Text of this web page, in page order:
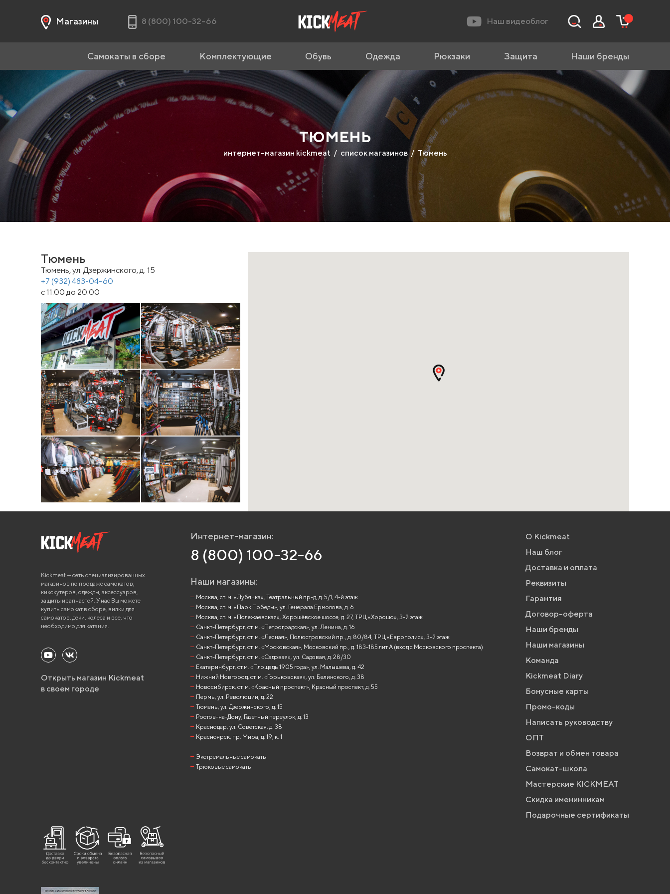
Магазины 8 (800) 100-32-66 Наш видеоблог
Самокаты в сборе Комплектующие Обувь Одежда Рюкзаки Защита Наши бренды
ТЮМЕНЬ
интернет-магазин kickmeat список магазинов Тюмень
Тюмень
Тюмень, ул. Дзержинского, д. 15
+7 (932) 483-04-60
с 11:00 до 20:00
Kickmeat — сеть специализированных
магазинов по продаже самокатов,
кикскутеров, одежды, аксессуаров,
защиты и запчастей. У нас Вы можете
купить самокат в сборе, вилки для
самокатов, деки, колеса и все, что
необходимо для катания.
Открыть магазин Kickmeat
в своем городе
Интернет-магазин:
8 (800) 100-32-66
Наши магазины:
Москва, ст. м. «Лубянка», Театральный пр-д, д. 5/1, 4-й этаж
Москва, ст. м. «Парк Победы», ул. Генерала Ермолова, д. 6
Москва, ст. м. «Полежаевская», Хорошёвское шоссе, д. 27, ТРЦ «Хорошо», 3-й этаж
Санкт-Петербург, ст. м. «Петроградская», ул. Ленина, д. 16
Санкт-Петербург, ст. м. «Лесная», Полюстровский пр., д. 80/84, ТРЦ «Европолис», 3-й этаж
Санкт-Петербург, ст. м. «Московская», Московский пр., д. 183-185 лит А (вход с Московского проспекта)
Санкт-Петербург, ст. м. «Садовая», ул. Садовая, д. 28/30
Екатеринбург, ст.м. «Площадь 1905 года», ул. Малышева, д. 42
Нижний Новгород, ст. м. «Горьковская», ул. Белинского, д. 38
Новосибирск, ст. м. «Красный проспект», Красный проспект, д. 55
Пермь, ул. Революции, д. 22
Тюмень, ул. Дзержинского, д. 15
Ростов-на-Дону, Газетный переулок, д. 13
Краснодар, ул. Советская, д. 38
Красноярск, пр. Мира, д. 19, к. 1
Экстремальные самокаты
Трюковые самокаты
О Kickmeat
Наш блог
Доставка и оплата
Реквизиты
Гарантия
Договор-оферта
Наши бренды
Наши магазины
Команда
Kickmeat Diary
Бонусные карты
Промо-коды
Написать руководству
ОПТ
Возврат и обмен товара
Самокат-школа
Мастерские KICKMEAT
Скидка именинникам
Подарочные сертификаты